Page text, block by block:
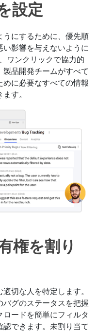
設定
にするために、優先順
影響を与えないように
ワンクリックで協力的
品開発チームがすべて
に必要なすべての情報
す。
権を割り
切な人を特定します。
グのステータスを把握
ードを簡単にフィルタ
できます。未割り当て